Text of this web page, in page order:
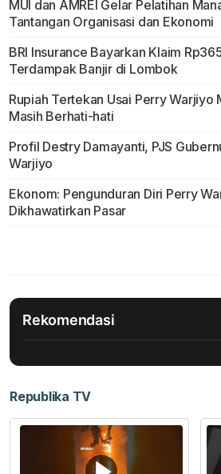
MUI dan AMREI Gelar Pelatihan
Tantangan Organisasi dan Ekonomi
BRI Insurance Bayarkan Klaim
Terdampak Banjir di Lombok
Rupiah Tertekan Usai Perry Warjiyo
Masih Berhati-hati
Profil Destry Damayanti, PJS
Warjiyo
Ekonom: Pengunduran Diri Perry
Dikhawatirkan Pasar
Rekomendasi
Republika TV